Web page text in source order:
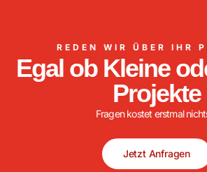
REDEN WIR ÜBER IHR
Egal ob Kleine
Projekte
Fragen kostet erstmal
Jetzt Anfragen